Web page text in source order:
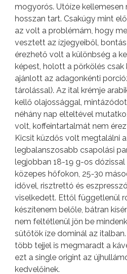
mogyorós. Utóíze kellemesen
hosszan tart. Csakúgy mint
az volt a problémám, hogy
vesztett az ízjegyeiből,
érezhető volt a különbség a
képest, holott a pörkölés
ajánlott az adagonkénti
tárolással). Az ital krémje
kellő olajossággal,
néhány nap elteltével
volt, koffeintartalmát nem
Kicsit küzdős volt megtalálni
legbalanszosabb csapolási
legjobban 18-19 g-os dózissal
közepes hőfokon, 25-30
idővel, risztrettó és
viselkedett. Ettől függetlenül
készítenem belőle, bátran
nem feltétlenül jön be
sütőtök íze dominál az italban.
több tejjel is megmaradt a
ezt a single origint az
kedvelőinek.